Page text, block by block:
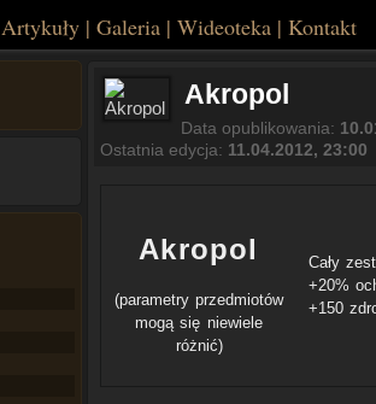
Artykuły | Galeria | Wideoteka | Kontakt
Akropol
Data opublikowania:
Ostatnia edycja: 11.04.2012, 23:00
Akropol
(parametry przedmiotów
mogą się niewiele
różnić)
Cały
+20%
+150